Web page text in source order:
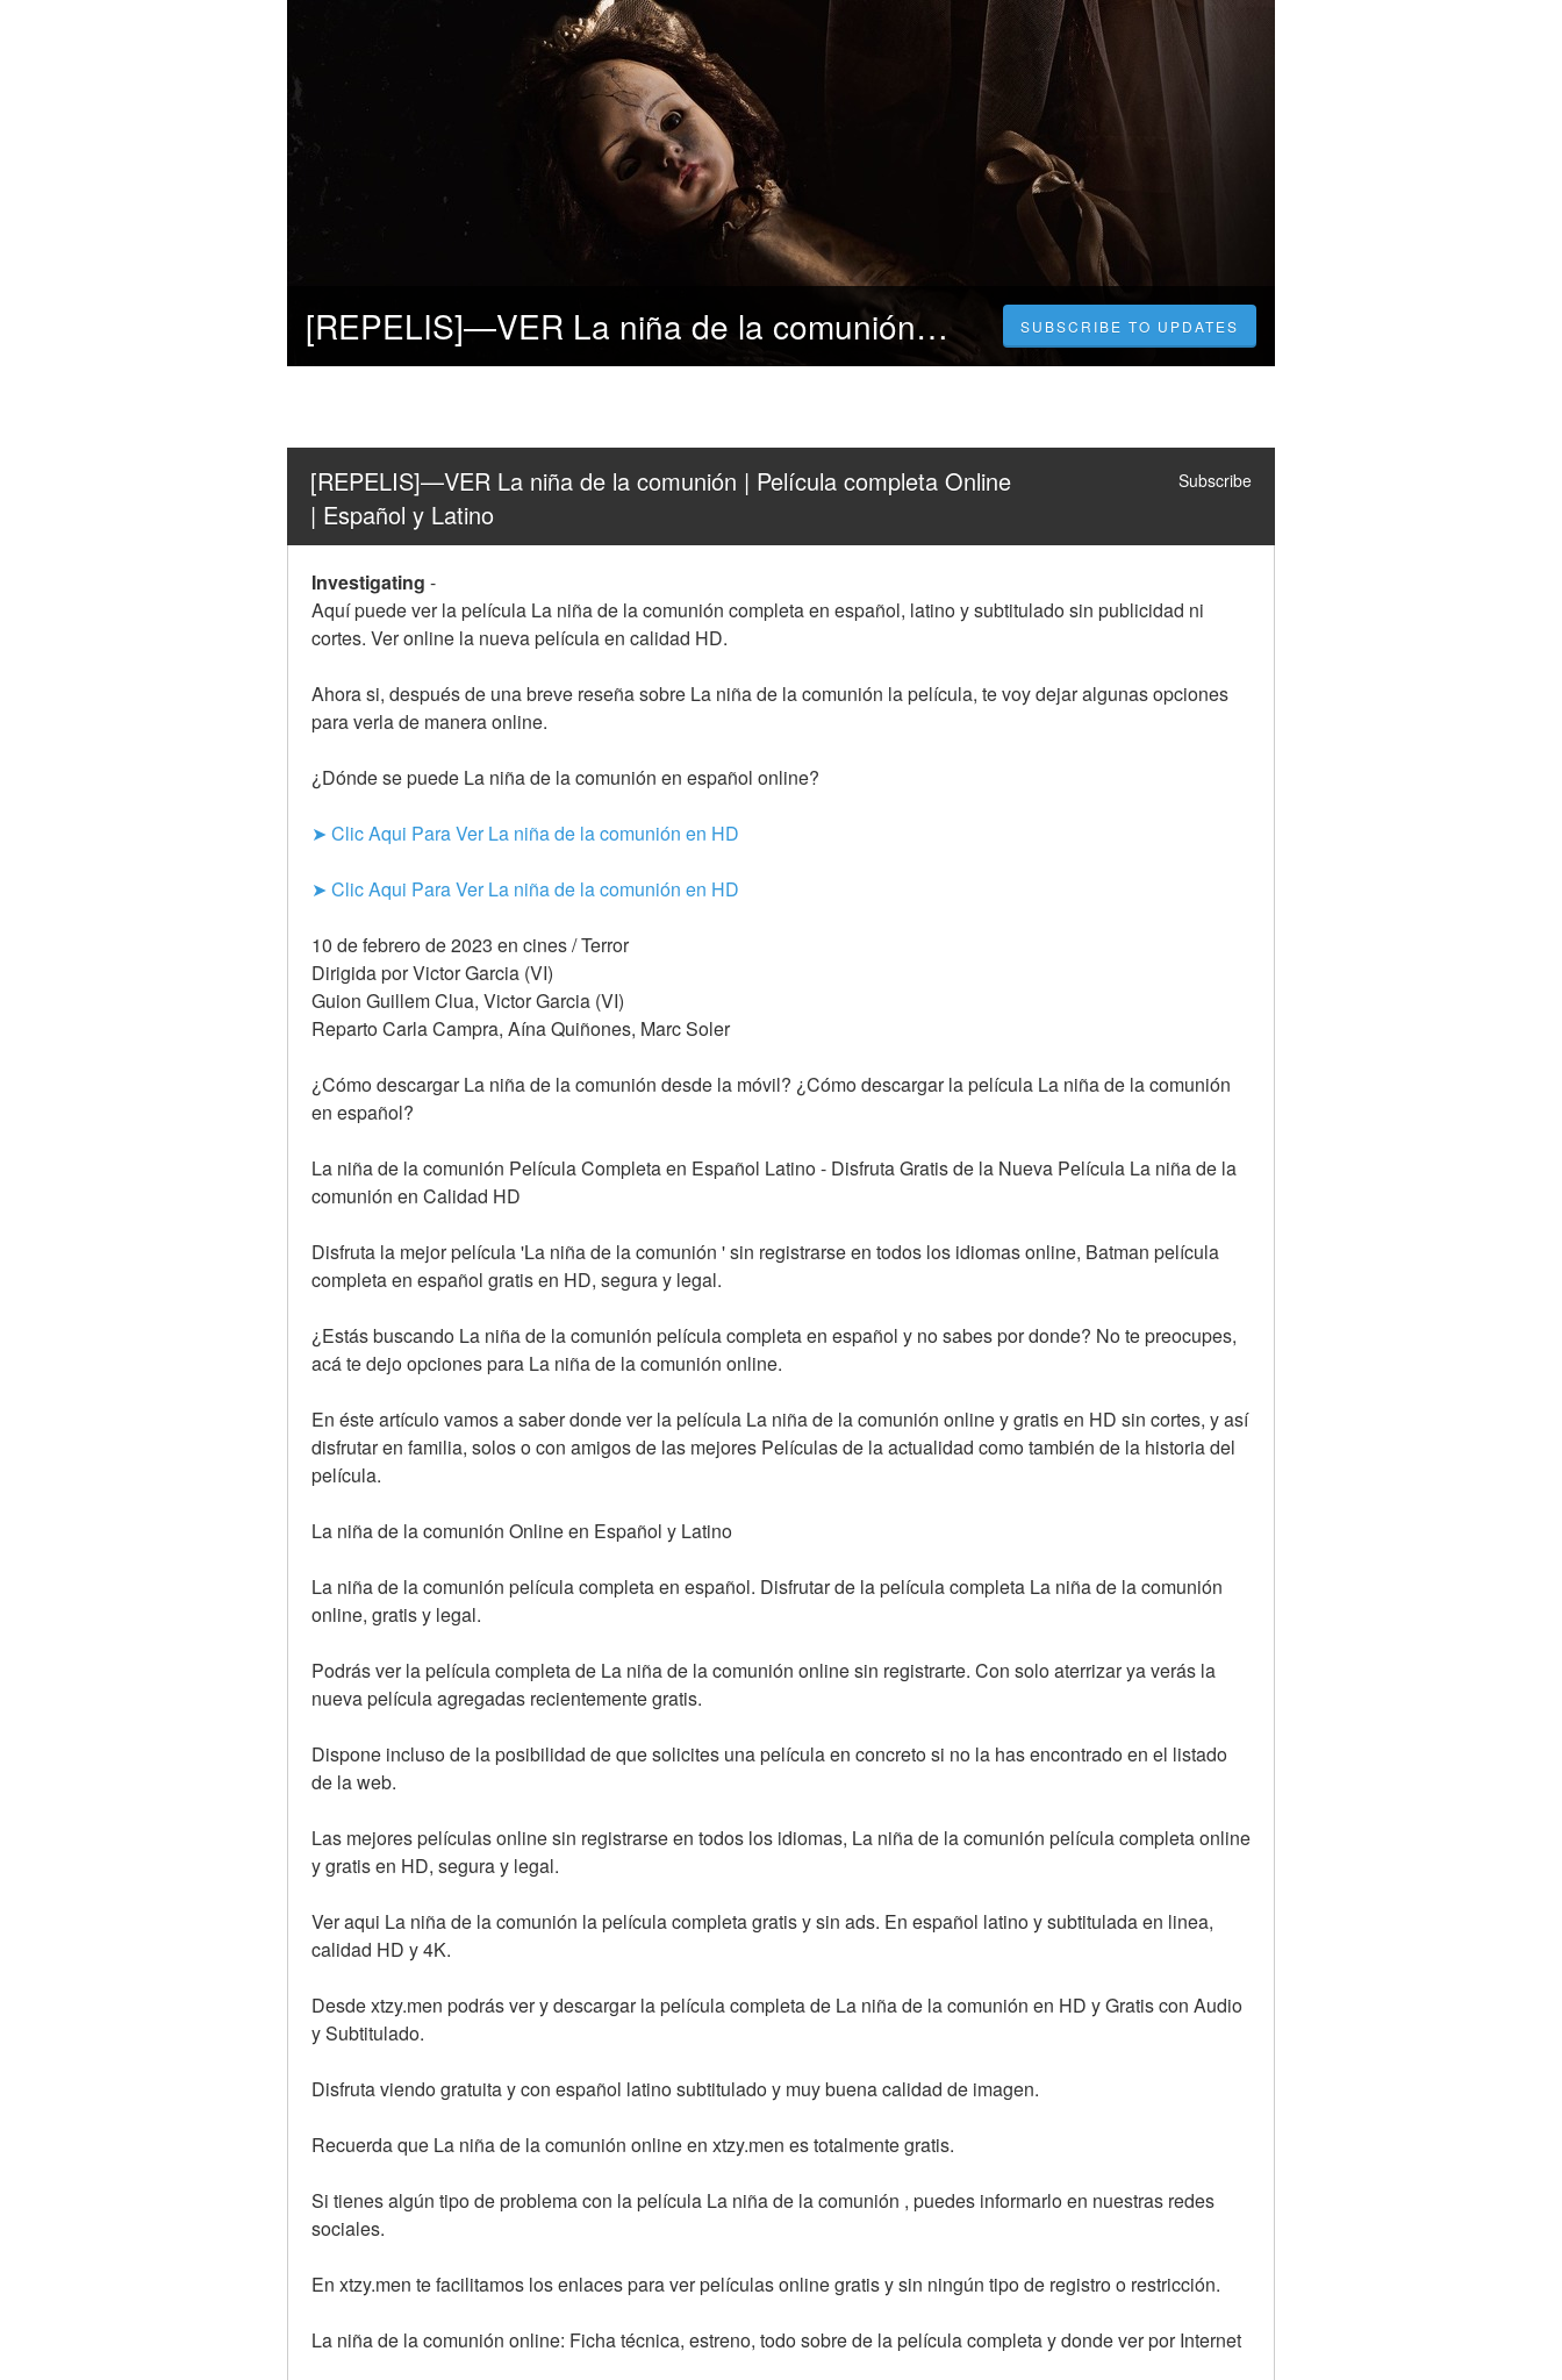
[REPELIS]—VER La niña de la comunión | Película completa Online | Español y Latino SUBSCRIBE TO UPDATES
[REPELIS]—VER La niña de la comunión | Película completa Online
| Español y Latino
Subscribe
Investigating -
Aquí puede ver la película La niña de la comunión completa en español, latino y subtitulado sin publicidad ni
cortes. Ver online la nueva película en calidad HD.
Ahora si, después de una breve reseña sobre La niña de la comunión la película, te voy dejar algunas opciones
para verla de manera online.
¿Dónde se puede La niña de la comunión en español online?
➤ Clic Aqui Para Ver La niña de la comunión en HD
➤ Clic Aqui Para Ver La niña de la comunión en HD
10 de febrero de 2023 en cines / Terror
Dirigida por Victor Garcia (VI)
Guion Guillem Clua, Victor Garcia (VI)
Reparto Carla Campra, Aína Quiñones, Marc Soler
¿Cómo descargar La niña de la comunión desde la móvil? ¿Cómo descargar la película La niña de la comunión
en español?
La niña de la comunión Película Completa en Español Latino - Disfruta Gratis de la Nueva Película La niña de la
comunión en Calidad HD
Disfruta la mejor película 'La niña de la comunión ' sin registrarse en todos los idiomas online, Batman película
completa en español gratis en HD, segura y legal.
¿Estás buscando La niña de la comunión película completa en español y no sabes por donde? No te preocupes,
acá te dejo opciones para La niña de la comunión online.
En éste artículo vamos a saber donde ver la película La niña de la comunión online y gratis en HD sin cortes, y así
disfrutar en familia, solos o con amigos de las mejores Películas de la actualidad como también de la historia del
película.
La niña de la comunión Online en Español y Latino
La niña de la comunión película completa en español. Disfrutar de la película completa La niña de la comunión
online, gratis y legal.
Podrás ver la película completa de La niña de la comunión online sin registrarte. Con solo aterrizar ya verás la
nueva película agregadas recientemente gratis.
Dispone incluso de la posibilidad de que solicites una película en concreto si no la has encontrado en el listado
de la web.
Las mejores películas online sin registrarse en todos los idiomas, La niña de la comunión película completa online
y gratis en HD, segura y legal.
Ver aqui La niña de la comunión la película completa gratis y sin ads. En español latino y subtitulada en linea,
calidad HD y 4K.
Desde xtzy.men podrás ver y descargar la película completa de La niña de la comunión en HD y Gratis con Audio
y Subtitulado.
Disfruta viendo gratuita y con español latino subtitulado y muy buena calidad de imagen.
Recuerda que La niña de la comunión online en xtzy.men es totalmente gratis.
Si tienes algún tipo de problema con la película La niña de la comunión , puedes informarlo en nuestras redes
sociales.
En xtzy.men te facilitamos los enlaces para ver películas online gratis y sin ningún tipo de registro o restricción.
La niña de la comunión online: Ficha técnica, estreno, todo sobre de la película completa y donde ver por Internet